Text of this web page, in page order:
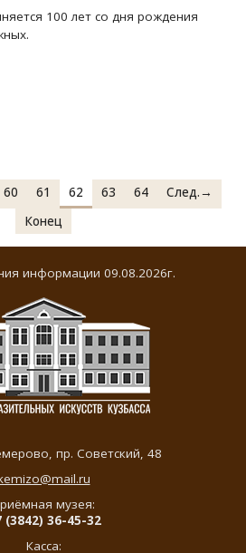
100 лет со дня рождения
60 61 62 63 64
След.→
Конец
информации 09.08.2026г.
пр. Советский, 48
музея:
(3842) 36-45-32
Касса: